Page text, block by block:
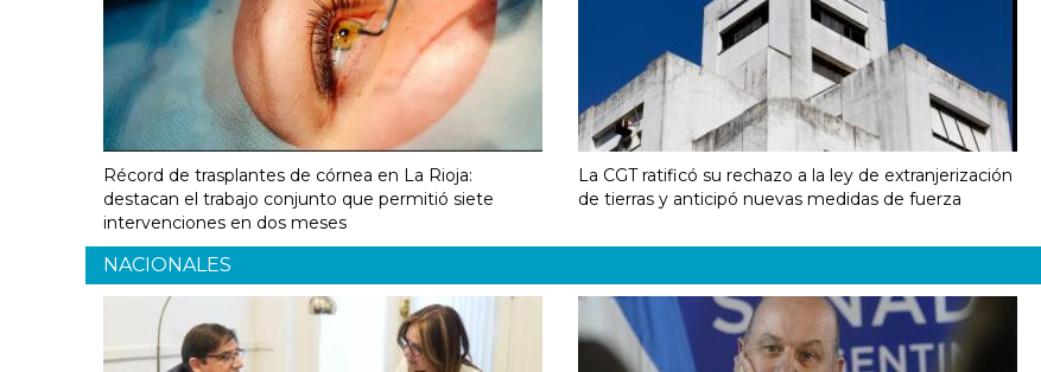
Récord de trasplantes de córnea en La Rioja:
destacan el trabajo conjunto que permitió siete
intervenciones en dos meses
La CGT ratificó su rechazo a la ley de extranjerización
de tierras y anticipó nuevas medidas de fuerza
NACIONALES